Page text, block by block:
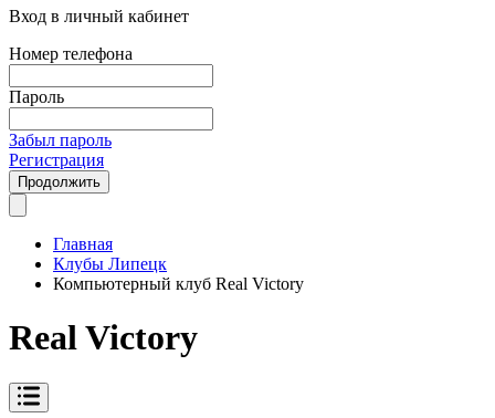
Вход в личный кабинет
Номер телефона
Пароль
Забыл пароль
Регистрация
Продолжить
Главная
Клубы Липецк
Компьютерный клуб Real Victory
Real Victory